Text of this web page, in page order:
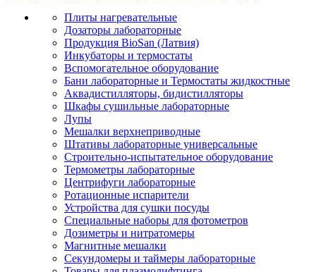
Плиты нагревательные
Дозаторы лабораторные
Продукция BioSan (Латвия)
Инкубаторы и термостаты
Вспомогательное оборудование
Бани лабораторные и Термостаты жидкостные
Аквадистилляторы, бидистилляторы
Шкафы сушильные лабораторные
Лупы
Мешалки верхнеприводные
Штативы лабораторные универсальные
Строительно-испытательное оборудование
Термометры лабораторные
Центрифуги лабораторные
Ротационные испарители
Устройства для сушки посуды
Специальные наборы для фотометров
Дозиметры и нитратомеры
Магнитные мешалки
Секундомеры и таймеры лабораторные